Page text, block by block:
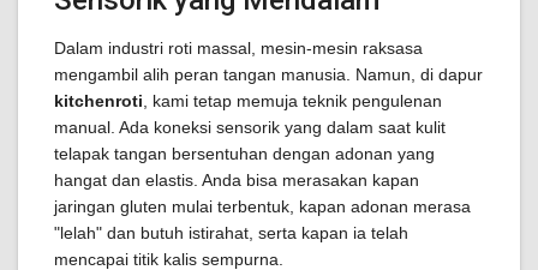
Dalam industri roti massal, mesin-mesin raksasa
mengambil alih peran tangan manusia. Namun, di dapur
kitchenroti , kami tetap memuja teknik pengulenan
manual. Ada koneksi sensorik yang dalam saat kulit
telapak tangan bersentuhan dengan adonan yang
hangat dan elastis. Anda bisa merasakan kapan
jaringan gluten mulai terbentuk, kapan adonan merasa
"lelah" dan butuh istirahat, serta kapan ia telah
mencapai titik kalis sempurna.